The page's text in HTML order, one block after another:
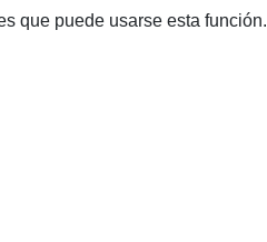
que puede usarse esta función.